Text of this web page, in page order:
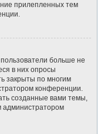
прилепленных тем
больше не
в них опросы
закрыты по многим
конференции.
созданные вами темы,
администратором